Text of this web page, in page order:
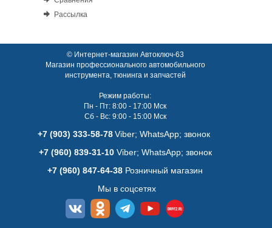
Рассылка
© Интернет-магазин Автоключ-63
Магазин профессионального автомобильного
инструмента, тюнинга и запчастей
Режим работы:
Пн - Пт: 8:00 - 17:00 Мск
Сб - Вс: 9:00 - 15:00 Мск
+7 (903) 333-58-78 Viber; WhatsАpp; звонок
+7 (960) 839-31-10Viber; WhatsАpp; звонок
+7 (960) 847-64-38 Розничный магазин
Мы в соцсетях